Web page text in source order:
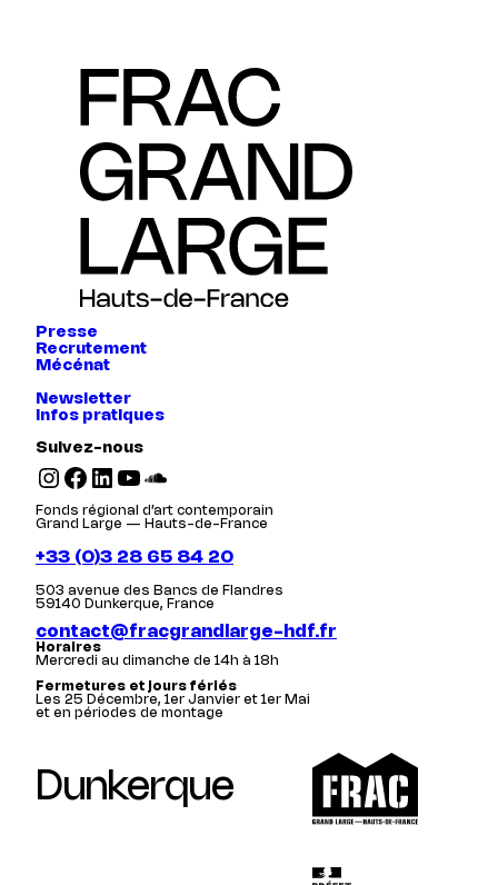
Presse
Recrutement
Mécénat
Newsletter
Infos pratiques
Suivez-nous
Instagram Facebook LinkedIn YouTube SoundCloud
Fonds régional d’art contemporain
Grand Large — Hauts-de-France
+33 (0)3 28 65 84 20
503 avenue des Bancs de Flandres
59140 Dunkerque, France
contact@fracgrandlarge-hdf.fr
Horaires
Mercredi au dimanche de 14h à 18h
Fermetures et jours fériés
Les 25 Décembre, 1er Janvier et 1er Mai
et en périodes de montage
Dunkerque